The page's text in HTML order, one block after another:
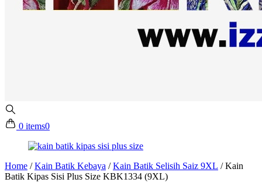
0 items0
Home /Kain Batik Kebaya /Kain Batik Selisih Saiz 9XL /Kain
Batik Kipas Sisi Plus Size KBK1334 (9XL)